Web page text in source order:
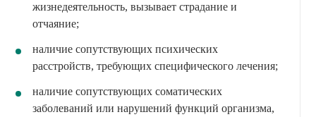
жизнедеятельность, вызывает страдание и
отчаяние;
наличие сопутствующих психических
расстройств, требующих специфического лечения;
наличие сопутствующих соматических
заболеваний или нарушений функций организма,